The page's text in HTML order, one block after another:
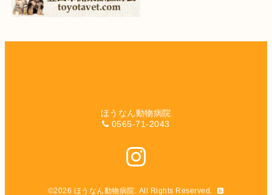
ほうなん動物病院
0565-71-2043
©2026 ほうなん動物病院. All Rights Reserved.